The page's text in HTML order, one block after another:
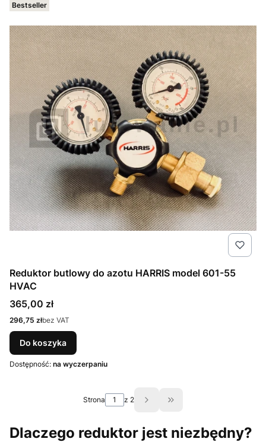
Bestseller
Reduktor butlowy do azotu HARRIS model 601-55
HVAC
Cena
365,00 zł
Cena
296,75 złbez VAT
Do koszyka
Dostępność: na wyczerpaniu
Strona z 2 Przejdź do ostatniej
Dlaczego reduktor jest niezbędny?